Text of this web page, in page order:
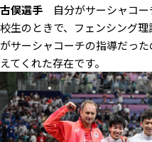
古俣選手 自分がサーシャコー
校生のときで、フェンシング
がサーシャコーチの指導だっ
えてくれた存在です。